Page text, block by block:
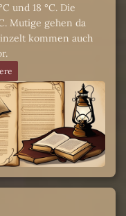
und 18 °C. Die
Mutige gehen da
kommen auch